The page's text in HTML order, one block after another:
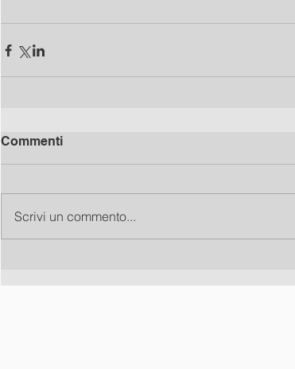
Commenti
Scrivi un commento...